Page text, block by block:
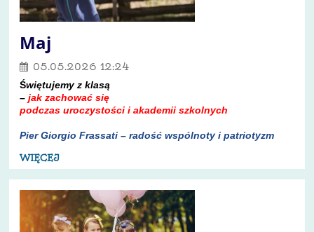
Maj
05.05.2026 12:24
Świętujemy z klasą
– jak zachować się
podczas uroczystości i akademii szkolnych
Pier Giorgio Frassati – radość wspólnoty i patriotyzm
WIĘCEJ